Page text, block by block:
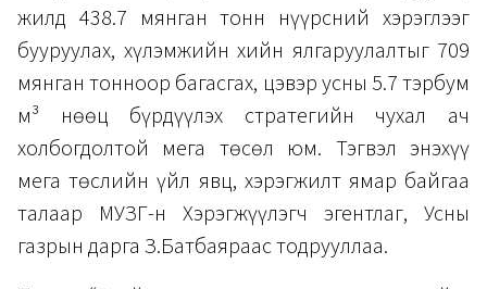
жилд 438.7 мянган тонн нүүрсний хэрэглээг
бууруулах, хүлэмжийн хийн ялгаруулалтыг 709
мянган тонноор багасгах, цэвэр усны 5.7 тэрбум
м³ нөөц бүрдүүлэх стратегийн чухал ач
холбогдолтой мега төсөл юм. Тэгвэл энэхүү
мега төслийн үйл явц, хэрэгжилт ямар байгаа
талаар МУЗГ-н Хэрэгжүүлэгч эгентлаг, Усны
газрын дарга З.Батбаяраас тодрууллаа.